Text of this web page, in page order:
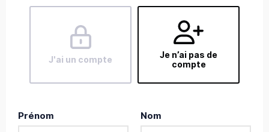
J'ai un compte
Je n’ai pas de
compte
Prénom Nom